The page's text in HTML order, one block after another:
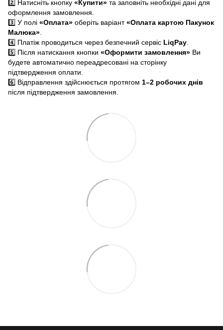
2️⃣ Натисніть кнопку «Купити» та заповніть необхідні дані для
оформлення замовлення.
3️⃣ У полі «Оплата» оберіть варіант«Оплата картою Пакунок
Малюка»
4️⃣ Платіж проводиться через безпечний сервіс LiqPay
5️⃣ Після натискання кнопки «Оформити замовлення» Ви
будете автоматично переадресовані на сторінку
підтвердження оплати.
6️⃣ Відправлення здійснюється протягом 1–2 робочих днів
після підтвердження замовлення.